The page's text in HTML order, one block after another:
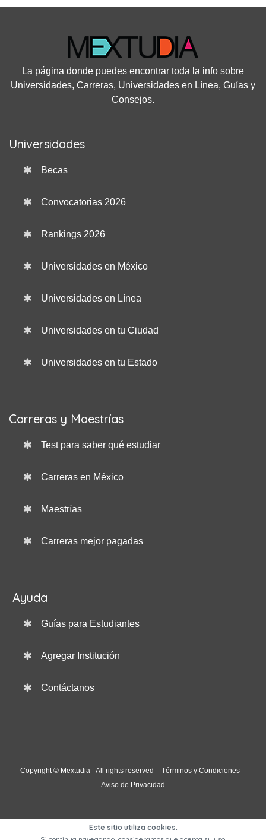
La página donde puedes encontrar toda la info sobre
Universidades, Carreras, Universidades en Línea, Guías y
Consejos.
Universidades
Becas
Convocatorias 2026
Rankings 2026
Universidades en México
Universidades en Línea
Universidades en tu Ciudad
Universidades en tu Estado
Carreras y Maestrías
Test para saber qué estudiar
Carreras en México
Maestrías
Carreras mejor pagadas
Ayuda
Guías para Estudiantes
Agregar Institución
Contáctanos
Copyright © Mextudia - All rights reserved
Términos y Condiciones
Aviso de Privacidad
Este sitio utiliza cookies.